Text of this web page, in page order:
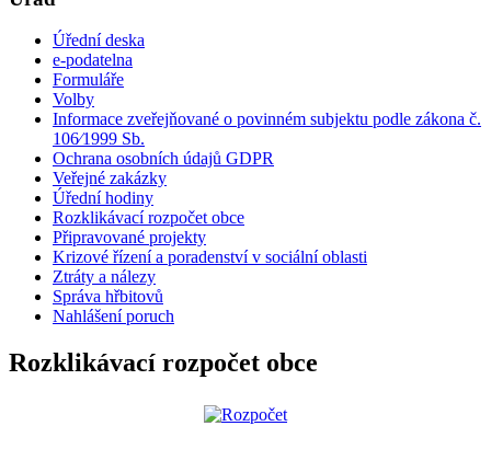
Úřední deska
e-podatelna
Formuláře
Volby
Informace zveřejňované o povinném subjektu podle zákona č.
106⁄1999 Sb.
Ochrana osobních údajů GDPR
Veřejné zakázky
Úřední hodiny
Rozklikávací rozpočet obce
Připravované projekty
Krizové řízení a poradenství v sociální oblasti
Ztráty a nálezy
Správa hřbitovů
Nahlášení poruch
Rozklikávací rozpočet obce